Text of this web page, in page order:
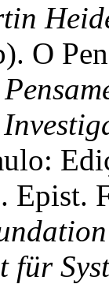
O
Epist.